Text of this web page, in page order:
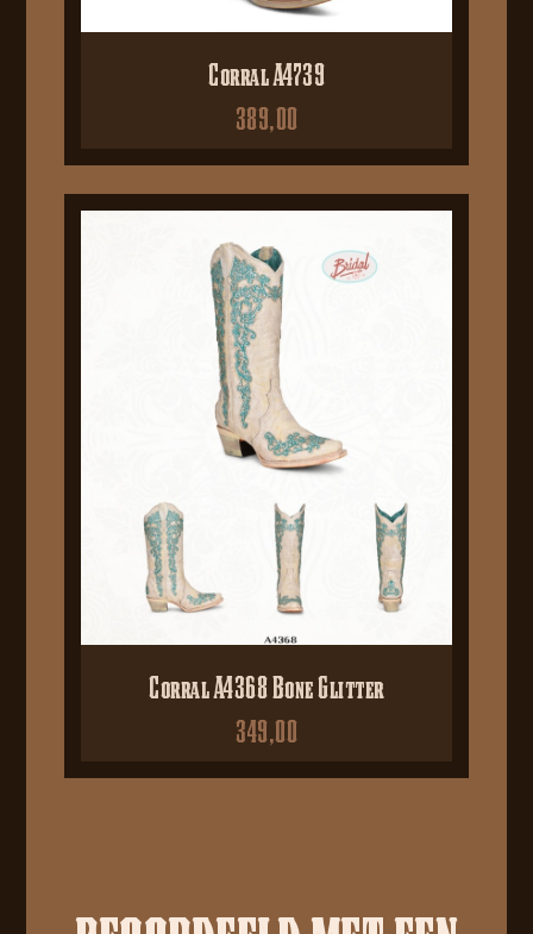
Corral A4739
389,00
Corral A4368 Bone Glitter
349,00